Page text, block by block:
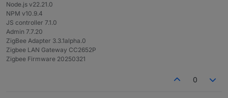
Node.js v22.21.0
NPM v10.9.4
JS controller 7.1.0
Admin 7.7.20
ZigBee Adapter 3.3.1alpha.0
Zigbee LAN Gateway CC2652P
Zigbee Firmware 20250321
0